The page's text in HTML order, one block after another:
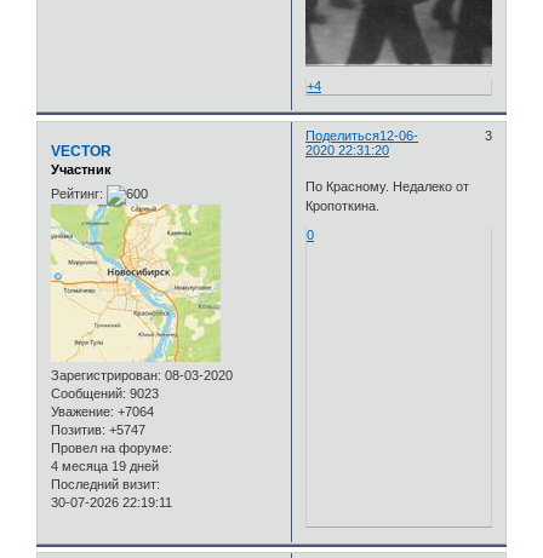
+4
Поделиться 3
12-06-
2020 22:31:20
VECTOR
Участник
Рейтинг:
Зарегистрирован: 08-03-2020
Сообщений: 9023
Уважение: +7064
Позитив: +5747
Провел на форуме:
4 месяца 19 дней
Последний визит:
30-07-2026 22:19:11
По Красному. Недалеко от
Кропоткина.
0